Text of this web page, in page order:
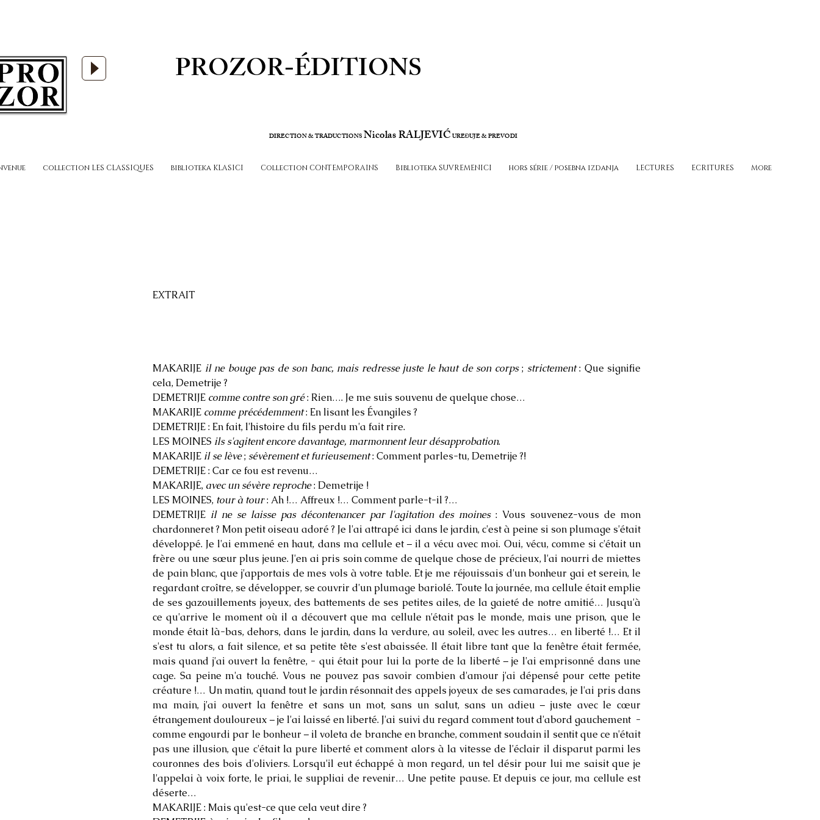
PROZOR-ÉDITIONS
DIRECTION & TRADUCTIONSNicolas RALJEVIĆUREĐUJE & PREVODI
collection LES CLASSIQUES biblioteka KLASICI Collection CONTEMPORAINS Biblioteka SUVREMENICI hors série / posebna izdanja LECTURES ECRITURES More
EXTRAIT
MAKARIJE il ne bouge pas de son banc, mais redresse juste le haut de son corps; strictement: Que signifie
cela, Demetrije ?
DEMETRIJE comme contre son gré: Rien…. Je me suis souvenu de quelque chose…
MAKARIJE comme précédemment: En lisant les Évangiles ?
DEMETRIJE : En fait, l'histoire du fils perdu m'a fait rire.
LES MOINES ils s'agitent encore davantage, marmonnent leur désapprobation.
MAKARIJE il se lève; sévèrement et furieusement: Comment parles-tu, Demetrije ?!
DEMETRIJE : Car ce fou est revenu…
MAKARIJE, avec un sévère reproche: Demetrije !
LES MOINES, tour à tour: Ah !… Affreux !… Comment parle-t-il ?…
DEMETRIJE il ne se laisse pas décontenancer par l'agitation des moines: Vous souvenez-vous de mon
chardonneret ? Mon petit oiseau adoré ? Je l'ai attrapé ici dans le jardin, c'est à peine si son plumage s'était
développé. Je l'ai emmené en haut, dans ma cellule et – il a vécu avec moi. Oui, vécu, comme si c'était un
frère ou une sœur plus jeune. J'en ai pris soin comme de quelque chose de précieux, l'ai nourri de miettes
de pain blanc, que j'apportais de mes vols à votre table. Et je me réjouissais d'un bonheur gai et serein, le
regardant croître, se développer, se couvrir d'un plumage bariolé. Toute la journée, ma cellule était emplie
de ses gazouillements joyeux, des battements de ses petites ailes, de la gaieté de notre amitié… Jusqu'à
ce qu'arrive le moment où il a découvert que ma cellule n'était pas le monde, mais une prison, que le
monde était là-bas, dehors, dans le jardin, dans la verdure, au soleil, avec les autres… en liberté !… Et il
s'est tu alors, a fait silence, et sa petite tête s'est abaissée. Il était libre tant que la fenêtre était fermée,
mais quand j'ai ouvert la fenêtre, - qui était pour lui la porte de la liberté – je l'ai emprisonné dans une
cage. Sa peine m'a touché. Vous ne pouvez pas savoir combien d'amour j'ai dépensé pour cette petite
créature !… Un matin, quand tout le jardin résonnait des appels joyeux de ses camarades, je l'ai pris dans
ma main, j'ai ouvert la fenêtre et sans un mot, sans un salut, sans un adieu – juste avec le cœur
étrangement douloureux – je l'ai laissé en liberté. J'ai suivi du regard comment tout d'abord gauchement -
comme engourdi par le bonheur – il voleta de branche en branche, comment soudain il sentit que ce n'était
pas une illusion, que c'était la pure liberté et comment alors à la vitesse de l'éclair il disparut parmi les
couronnes des bois d'oliviers. Lorsqu'il eut échappé à mon regard, un tel désir pour lui me saisit que je
l'appelai à voix forte, le priai, le suppliai de revenir… Une petite pause. Et depuis ce jour, ma cellule est
déserte…
MAKARIJE : Mais qu'est-ce que cela veut dire ?